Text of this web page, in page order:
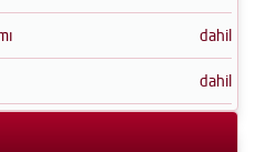
dahil
dahil